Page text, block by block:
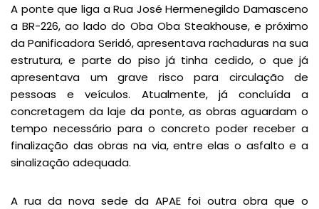
A ponte que liga a Rua José Hermenegildo Damasceno
a BR-226, ao lado do Oba Oba Steakhouse, e próximo
da Panificadora Seridó, apresentava rachaduras na sua
estrutura, e parte do piso já tinha cedido, o que já
apresentava um grave risco para circulação de
pessoas e veículos. Atualmente, já concluída a
concretagem da laje da ponte, as obras aguardam o
tempo necessário para o concreto poder receber a
finalização das obras na via, entre elas o asfalto e a
sinalização adequada.
A rua da nova sede da APAE foi outra obra que o